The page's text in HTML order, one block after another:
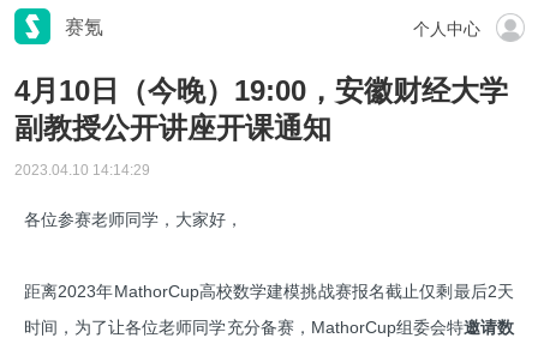
赛氪 个人中心
4月10日（今晚）19:00，安徽财经大学
副教授公开讲座开课通知
2023.04.10 14:14:29
各位参赛老师同学，大家好，
距离2023年MathorCup高校数学建模挑战赛报名截止仅剩最后2天
时间，为了让各位老师同学充分备赛，MathorCup组委会特邀请数